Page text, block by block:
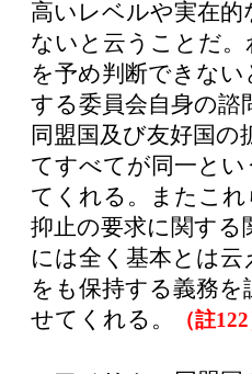
高いレベルや実在
ないと云うことだ
を予め判断できな
する委員会自身の
同盟国及び友好国
てすべてが同一と
てくれる。またこ
抑止の要求に関す
には全く基本とは
をも保持する義務
せてくれる。
（註